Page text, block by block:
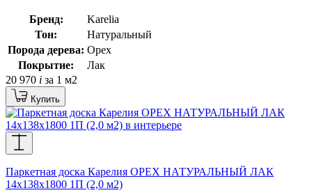
Бренд:
Karelia
Тон:
Натуральный
Порода дерева: Орех
Покрытие:
Лак
20 970 i за 1 м2
Купить
Паркетная доска Карелия ОРЕХ НАТУРАЛЬНЫЙ ЛАК
14x138x1800 1П (2,0 м2)